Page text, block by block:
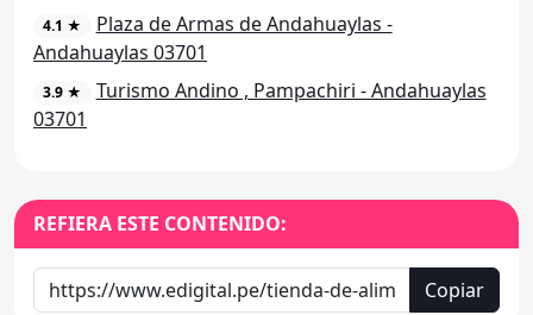
4.1 ★
Plaza de Armas de Andahuaylas -
Andahuaylas 03701
3.9 ★
Turismo Andino , Pampachiri - Andahuaylas
03701
REFIERA ESTE CONTENIDO:
Copiar